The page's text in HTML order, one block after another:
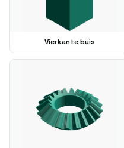
Vierkante buis